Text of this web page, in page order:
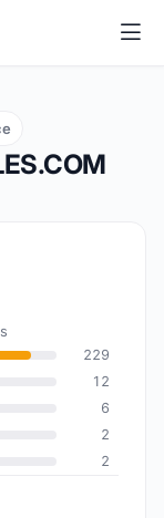
: 9,7 sur
229
12
6
2
2